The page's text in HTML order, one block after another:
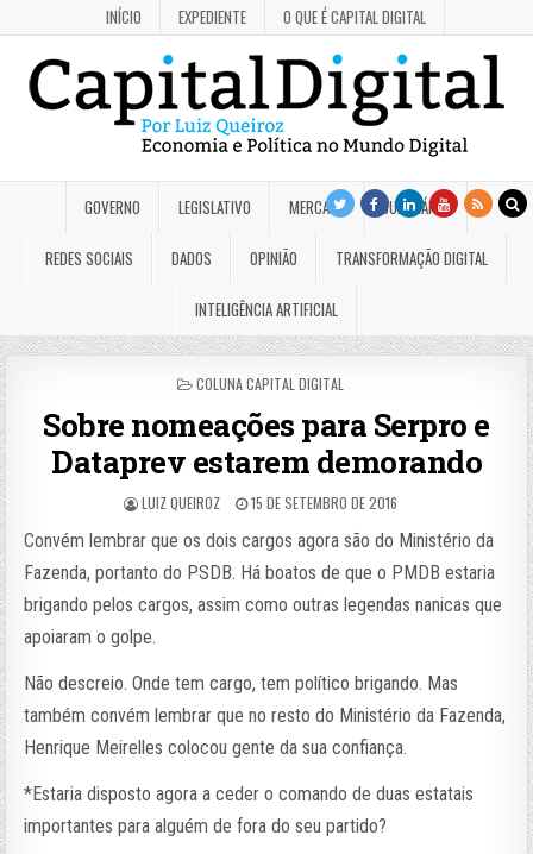
INÍCIO EXPEDIENTE O QUE É CAPITAL DIGITAL
GOVERNO LEGISLATIVO MERCADO JUDICIÁRIO
REDES SOCIAIS DADOS OPINIÃO TRANSFORMAÇÃO DIGITAL
INTELIGÊNCIA ARTIFICIAL
POSTED
COLUNA CAPITAL DIGITAL
Sobre nomeações para Serpro e
Dataprev estarem demorando
LUIZ QUEIROZ 15 DE SETEMBRO DE 2016
Convém lembrar que os dois cargos agora são do Ministério da
Fazenda, portanto do PSDB. Há boatos de que o PMDB estaria
brigando pelos cargos, assim como outras legendas nanicas que
apoiaram o golpe.
Não descreio. Onde tem cargo, tem político brigando. Mas
também convém lembrar que no resto do Ministério da Fazenda,
Henrique Meirelles colocou gente da sua confiança.
*Estaria disposto agora a ceder o comando de duas estatais
importantes para alguém de fora do seu partido?